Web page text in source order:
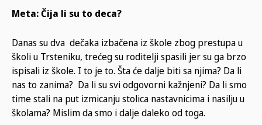
Meta: Čija li su to deca?
Danas su dva dečaka izbačena iz škole zbog prestupa u
školi u Trsteniku, trećeg su roditelji spasili jer su ga brzo
ispisali iz škole. I to je to. Šta će dalje biti sa njima? Da li
nas to zanima? Da li su svi odgovorni kažnjeni? Da li smo
time stali na put izmicanju stolica nastavnicima i nasilju u
školama? Mislim da smo i dalje daleko od toga.